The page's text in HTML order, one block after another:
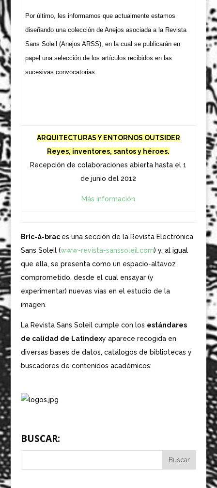
Por último, les informamos que actualmente estamos
diseñando una colección de Anejos asociada a la Revista
Sans Soleil (Anejos ARSS), en la cual se publicarán en
papel una selección de los artículos recibidos en las
sucesivas convocatorias.
ARQUITECTURAS Y ENTORNOS OUTSIDER
Reyes, inventores, santos y héroes.
Recepción de colaboraciones abierta hasta el 1
de junio del 2012
Más información
Bric-à-brac es una sección de la Revista Electrónica
Sans Soleil (www-revista-sanssoleil.com) y, al igual
que ella, se presenta como un espacio-altavoz
comprometido, desde el cual ensayar (y
experimentar) nuevas vías en el estudio de la
imagen.
La Revista Sans Soleil cumple con los estándares
de calidad de Latindexy aparece recogida en
diversas bases de datos, catálogos de bibliotecas y
buscadores de contenidos académicos:
BUSCAR: